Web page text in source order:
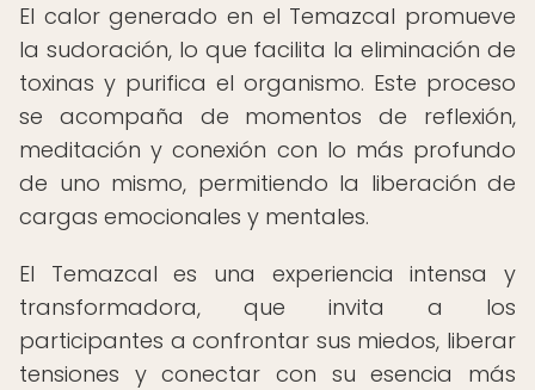
El calor generado en el Temazcal promueve
la sudoración, lo que facilita la eliminación de
toxinas y purifica el organismo. Este proceso
se acompaña de momentos de reflexión,
meditación y conexión con lo más profundo
de uno mismo, permitiendo la liberación de
cargas emocionales y mentales.
El Temazcal es una experiencia intensa y
transformadora, que invita a los
participantes a confrontar sus miedos, liberar
tensiones y conectar con su esencia más